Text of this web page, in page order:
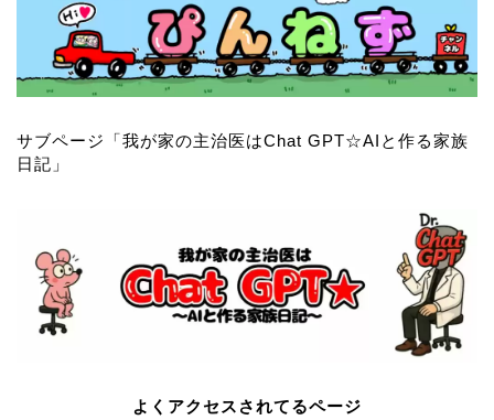
サブページ「我が家の主治医はChat GPT☆AIと作る家族
日記 」
よくアクセスされてるページ